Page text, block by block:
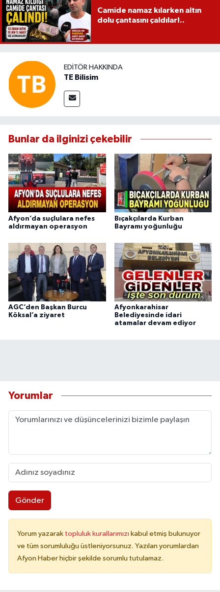
Camide namaz kılarken altın
dolu çantasını çaldılar!..
EDITÖR HAKKINDA
TE Bilisim
Bunlar da ilginizi çekebilir
Afyon’da suçlulara nefes
aldırmayan operasyon
Bıçakçılarda Kurban
Bayramı yoğunluğu
AGC’den Başkan Burcu
Köksal’a ziyaret
Afyonkarahisar
Belediyesinde idari
atamalar devam ediyor
Yorumlar
Gönder
Yorum yazarak topluluk kurallarımızı kabul etmiş bulunuyor
ve tüm sorumluluğu üstleniyorsunuz. Yazılan yorumlardan
Afyon Haber hiçbir şekilde sorumlu tutulamaz.